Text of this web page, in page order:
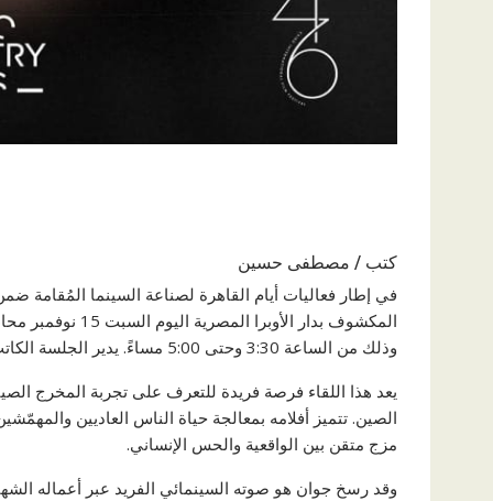
كتب / مصطفى حسين
المكشوف بدار
وذلك من الساعة 3:30 وحتى 5:00 مساءً. يدير الجلسة الكاتب والمترجم د. أحمد السعيد، مؤسس ورئيس “بيت الحكمة للثقافة”.
يعد هذا اللقاء فرصة فريدة للتعرف على تجربة المخرج
الصين. تتميز أفلامه بمعالجة حياة الناس العاديين
مزج متقن بين الواقعية والحس الإنساني.